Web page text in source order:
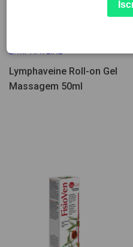
LYMPHAVEINE
Lymphaveine Roll-on Gel
Massagem 50ml